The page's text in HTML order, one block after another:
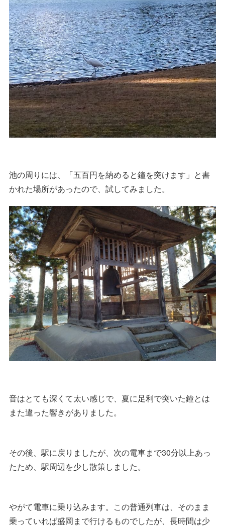
池の周りには、「五百円を納めると鐘を突けます」と書
かれた場所があったので、試してみました。
音はとても深くて太い感じで、夏に足利で突いた鐘とは
また違った響きがありました。
その後、駅に戻りましたが、次の電車まで30分以上あっ
たため、駅周辺を少し散策しました。
やがて電車に乗り込みます。この普通列車は、そのまま
乗っていれば盛岡まで行けるものでしたが、長時間は少